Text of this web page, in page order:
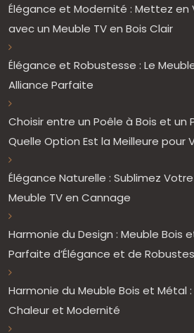
Élégance et Modernité : Mettez en
avec un Meuble TV en Bois Clair
Élégance et Robustesse : Le
Alliance Parfaite
Choisir entre un Poêle à Bois et un
Quelle Option Est la Meilleure pour
Élégance Naturelle : Sublimez
Meuble TV en Cannage
Harmonie du Design : Meuble Bois
Parfaite d’Élégance et de
Harmonie du Meuble Bois et Métal
Chaleur et Modernité